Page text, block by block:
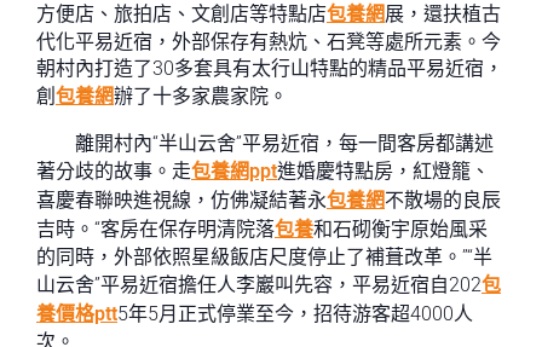
方便店、旅拍店、文創店等特點店包養網展，還扶植古
代化平易近宿，外部保存有熱炕、石凳等處所元素。今
朝村內打造了30多套具有太行山特點的精品平易近宿，
創 包養網辦了十多家農家院。
離開村內“半山云舍”平易近宿，每一間客房都講述
著分歧的故事。走包養網ppt進婚慶特點房，紅燈籠、
喜慶春聯映進視線，仿佛凝結著永包養網不散場的良辰
吉時。“客房在保存明清院落包養和石砌衡宇原始風采
的同時，外部依照星級飯店尺度停止了補葺改革。”“半
山云舍”平易近宿擔任人李巖叫先容，平易近宿自202包
養價格ptt5年5月正式停業至今，招待游客超4000人
次。